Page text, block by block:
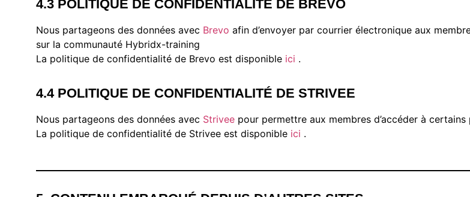
4.3 POLITIQUE DE CONFIDENTIALITÉ DE BREVO
Nous partageons des données avec Brevo afin d’envoyer par courrier électronique aux
sur la communauté Hybridx-training
La politique de confidentialité de Brevo est disponible ici .
4.4 POLITIQUE DE CONFIDENTIALITÉ DE STRIVEE
Nous partageons des données avec Strivee pour permettre aux membres d’accéder à
La politique de confidentialité de Strivee est disponible ici .